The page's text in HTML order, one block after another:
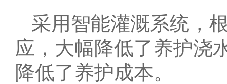
采用智能灌溉系统，
应，大幅降低了养护浇
降低了养护成本。